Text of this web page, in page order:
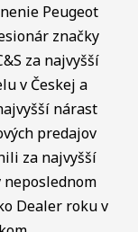
Peugeot
značky
za najvyšší
v Českej a
nárast
predajov
za najvyšší
Dealer roku v